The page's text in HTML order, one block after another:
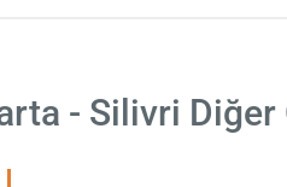
- Silivri